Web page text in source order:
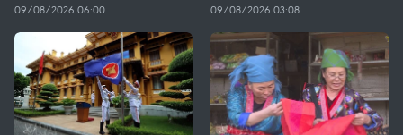
09/08/2026 06:00 09/08/2026 03:08